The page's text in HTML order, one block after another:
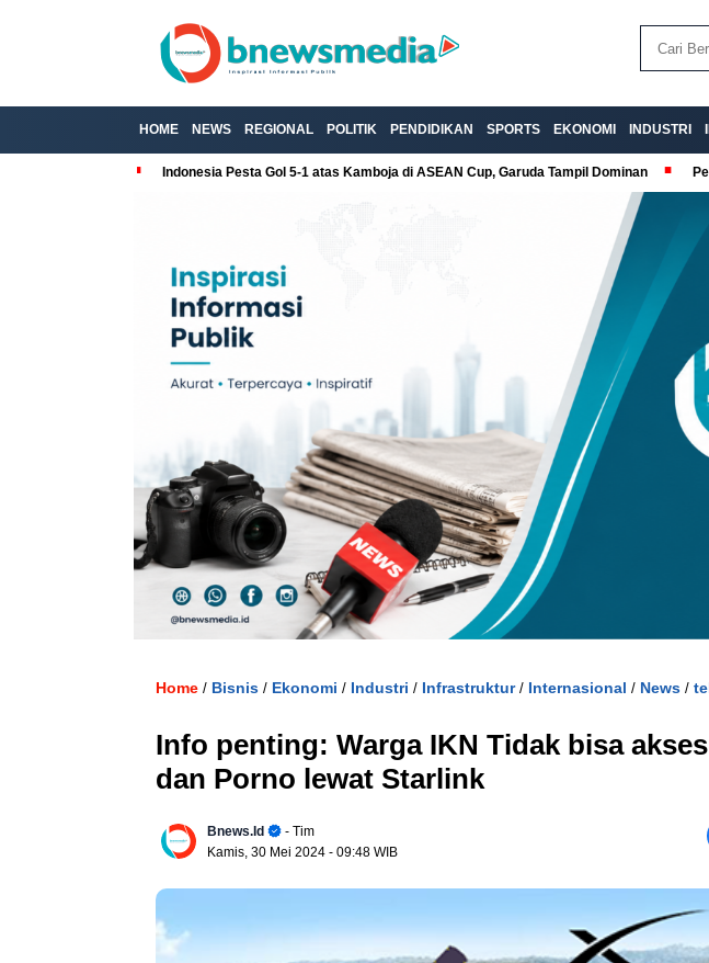
HOME NEWS REGIONAL POLITIK PENDIDIKAN SPORTS EKONOMI INDUSTRI
Indonesia Pesta Gol 5-1 atas Kamboja di ASEAN Cup, Garuda Tampil Dominan
Home / Bisnis / Ekonomi / Industri / Infrastruktur/ Internasional / News /
Info penting: Warga IKN Tidak bisa
dan Porno lewat Starlink
Bnews.id
- Tim
Kamis, 30 Mei 2024 - 09:48 WIB